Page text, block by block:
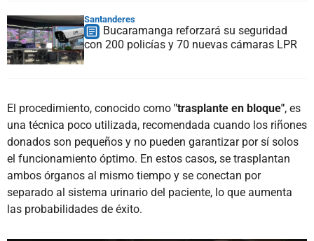
Santanderes
Bucaramanga reforzará su seguridad
con 200 policías y 70 nuevas cámaras LPR
El procedimiento, conocido como "trasplante en bloque", es
una técnica poco utilizada, recomendada cuando los riñones
donados son pequeños y no pueden garantizar por sí solos
el funcionamiento óptimo. En estos casos, se trasplantan
ambos órganos al mismo tiempo y se conectan por
separado al sistema urinario del paciente, lo que aumenta
las probabilidades de éxito.